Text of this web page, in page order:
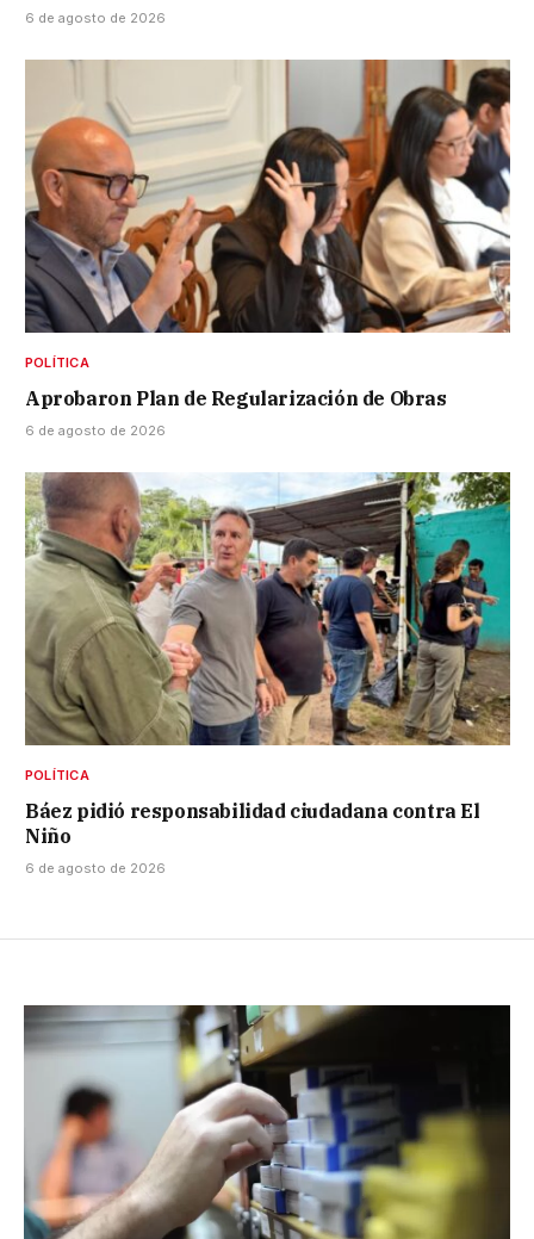
6 de agosto de 2026
POLÍTICA
Aprobaron Plan de Regularización de Obras
6 de agosto de 2026
POLÍTICA
Báez pidió responsabilidad ciudadana contra El
Niño
6 de agosto de 2026